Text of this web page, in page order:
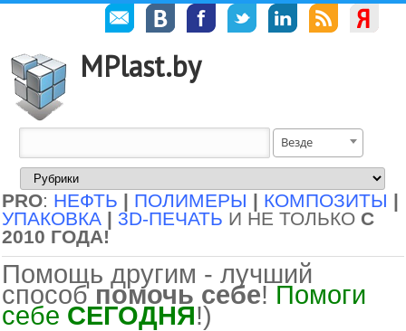
MPlast.by
Везде
PRO: НЕФТЬ | ПОЛИМЕРЫ | КОМПОЗИТЫ |
УПАКОВКА | 3D-ПЕЧАТЬ И НЕ ТОЛЬКО С
2010 ГОДА!
Помощь другим - лучший
способ помочь себе! Помоги
себе СЕГОДНЯ!)